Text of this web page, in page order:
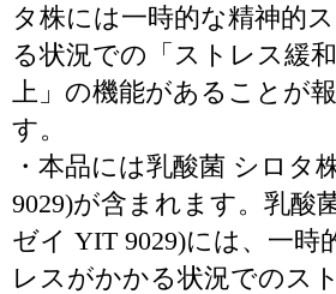
タ株には一時的な精神的
る状況での「ストレス緩
上」の機能があることが
す。
・本品には乳酸菌 シロタ
9029)が含まれます。乳酸
ゼイ YIT 9029)には、一時
レスがかかる状況でのス